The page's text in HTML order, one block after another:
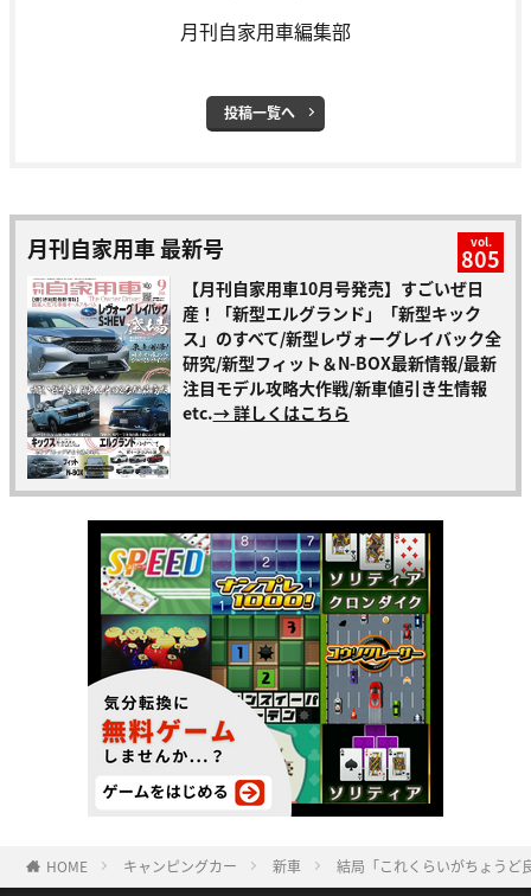
月刊自家用車編集部
投稿一覧へ
月刊自家用車 最新号 vol.
805
【月刊自家用車10月号発売】すごいぜ日
産！「新型エルグランド」「新型キック
ス」のすべて/新型レヴォーグレイバック全
研究/新型フィット＆N-BOX最新情報/最新
注目モデル攻略大作戦/新車値引き生情報
etc.→ 詳しくはこちら
HOME キャンピングカー 新車 結局「これくらいがちょうど